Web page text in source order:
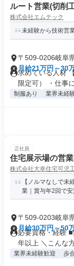
ルート営業(切削
株式会社エムテック
未経験から技術営
〒509-0206岐阜
月給21万円～30
求めている人材
限定可） ・仕事
制服あり 業界未経
正社員
住宅展示場の営
株式会社大幸住宅可児
【ノルマなしで
業｜賞与年2回で安
〒509-0203岐阜
月給30万円～50
必要資格・経験
年以上 ＼こんな方
業界未経験歓迎 歩